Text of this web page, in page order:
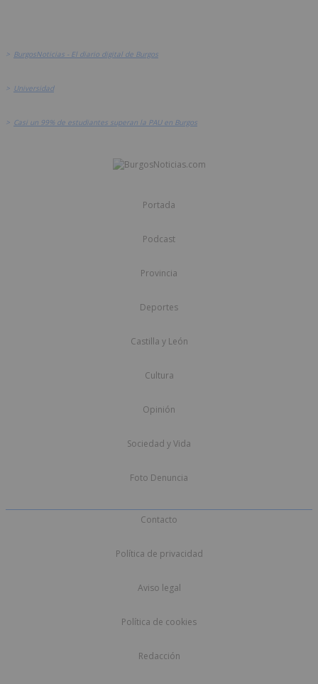
> BurgosNoticias - El diario digital de Burgos
> Universidad
> Casi un 99% de estudiantes superan la PAU en Burgos
Portada
Podcast
Provincia
Deportes
Castilla y León
Cultura
Opinión
Sociedad y Vida
Foto Denuncia
Contacto
Política de privacidad
Aviso legal
Política de cookies
Redacción